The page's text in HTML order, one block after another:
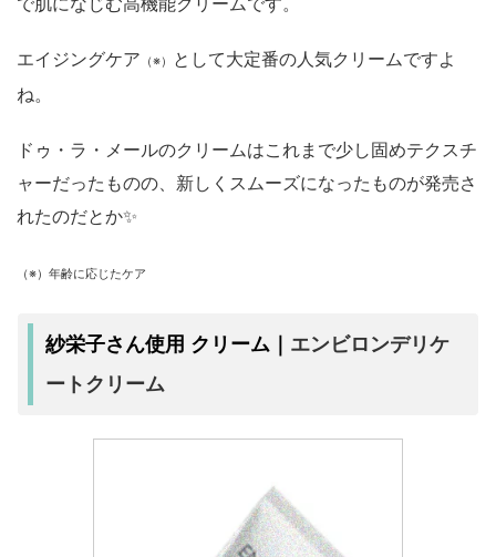
エイジングケア （※）
として大定番の人気クリームですよ
ね。
ドゥ・ラ・メールのクリームはこれまで少し固めテクスチ
ャーだったものの、新しくスムーズになったものが発売さ
れたのだとか✨
（※）年齢に応じたケア
紗栄子さん使用 クリーム｜ エンビロンデリケ
ートクリーム